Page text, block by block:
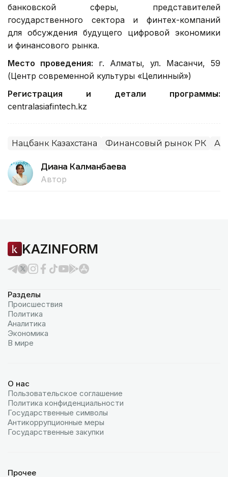
банковской сферы, представителей
государственного сектора и финтех-компаний
для обсуждения будущего цифровой экономики
и финансового рынка.
Место проведения: г. Алматы, ул. Масанчи, 59
(Центр современной культуры «Целинный»)
Регистрация и детали программы:
centralasiafintech.kz
Нацбанк Казахстана Финансовый рынок РК
Диана Калманбаева
Автор
KAZINFORM
Разделы
Происшествия
Политика
Аналитика
Экономика
В мире
О нас
Пользовательское соглашение
Политика конфиденциальности
Государственные символы
Антикоррупционные меры
Государственные закупки
Прочее